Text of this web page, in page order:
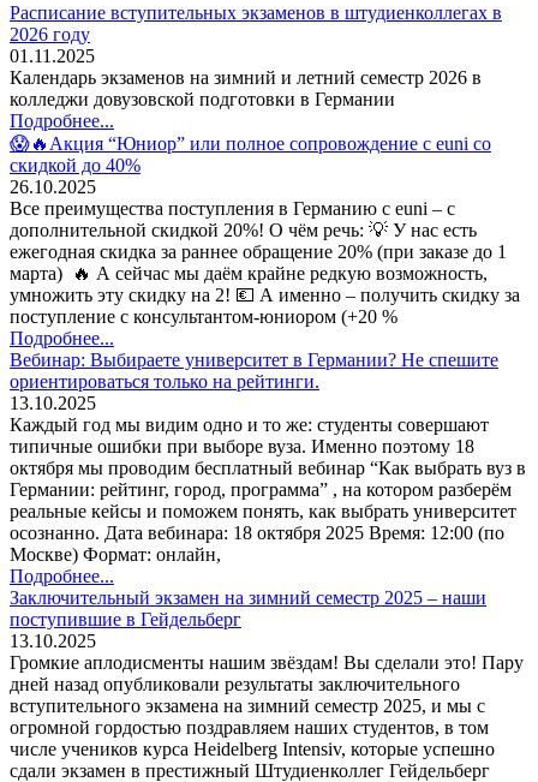
Расписание вступительных экзаменов в штудиенколлегах в
2026 году
01.11.2025
Календарь экзаменов на зимний и летний семестр 2026 в
колледжи довузовской подготовки в Германии
Подробнее...
😱🔥Акция “Юниор” или полное сопровождение с euni со
скидкой до 40%
26.10.2025
Все преимущества поступления в Германию с euni – с
дополнительной скидкой 20%! О чём речь: 💡 У нас есть
ежегодная скидка за раннее обращение 20% (при заказе до 1
марта) 🔥 А сейчас мы даём крайне редкую возможность,
умножить эту скидку на 2! 💶 А именно – получить скидку за
поступление с консультантом-юниором (+20 %
Подробнее...
Вебинар: Выбираете университет в Германии? Не спешите
ориентироваться только на рейтинги.
13.10.2025
Каждый год мы видим одно и то же: студенты совершают
типичные ошибки при выборе вуза. Именно поэтому 18
октября мы проводим бесплатный вебинар “Как выбрать вуз в
Германии: рейтинг, город, программа” , на котором разберём
реальные кейсы и поможем понять, как выбрать университет
осознанно. Дата вебинара: 18 октября 2025 Время: 12:00 (по
Москве) Формат: онлайн,
Подробнее...
Заключительный экзамен на зимний семестр 2025 – наши
поступившие в Гейдельберг
13.10.2025
Громкие аплодисменты нашим звёздам! Вы сделали это! Пару
дней назад опубликовали результаты заключительного
вступительного экзамена на зимний семестр 2025, и мы с
огромной гордостью поздравляем наших студентов, в том
числе учеников курса Heidelberg Intensiv, которые успешно
сдали экзамен в престижный Штудиенколлег Гейдельберг